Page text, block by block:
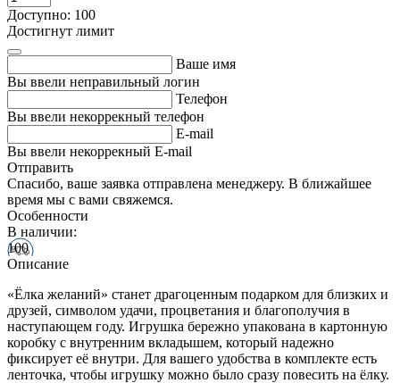
Доступно: 100
Достигнут лимит
Ваше имя
Вы ввели неправильный логин
Телефон
Вы ввели некоррекный телефон
E-mail
Вы ввели некоррекный E-mail
Отправить
Спасибо, ваше заявка отправлена менеджеру. В ближайшее
время мы с вами свяжемся.
Особенности
В наличии:
100
Описание
«Ёлка желаний» станет драгоценным подарком для близких и
друзей, символом удачи, процветания и благополучия в
наступающем году. Игрушка бережно упакована в картонную
коробку с внутренним вкладышем, который надежно
фиксирует её внутри. Для вашего удобства в комплекте есть
ленточка, чтобы игрушку можно было сразу повесить на ёлку.